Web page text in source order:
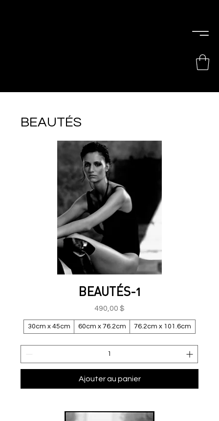
BEAUTÉS
BEAUTÉS-1
Prix
490,00 $
30cm x 45cm 60cm x 76.2cm 76.2cm x 101.6cm
Ajouter au panier